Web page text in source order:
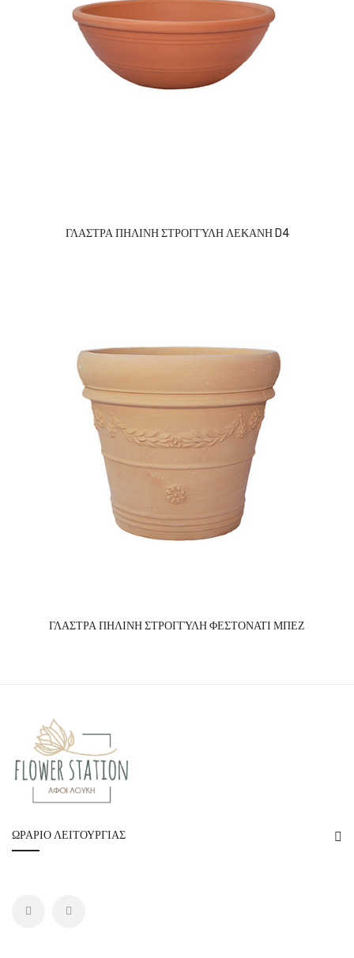
ΓΛΑΣΤΡΑ ΠΗΛΙΝΗ ΣΤΡΟΓΓΥΛΗ ΛΕΚΑΝΗ D4
ΓΛΑΣΤΡΑ ΠΗΛΙΝΗ ΣΤΡΟΓΓΥΛΗ ΦΕΣΤΟΝΑΤΙ ΜΠΕΖ
ΩΡΆΡΙΟ ΛΕΙΤΟΥΡΓΊΑΣ